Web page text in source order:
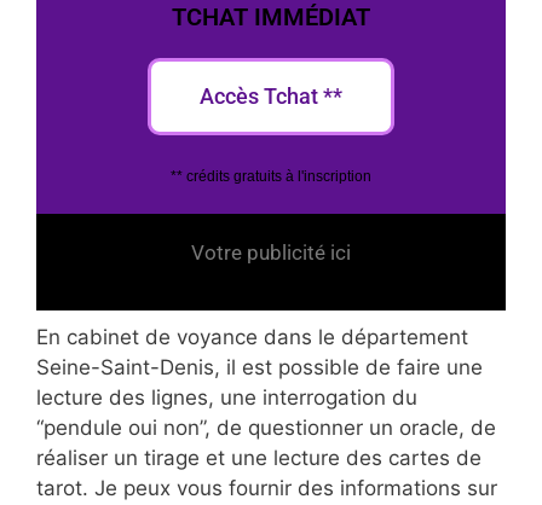
TCHAT IMMÉDIAT
Accès Tchat **
** crédits gratuits à l'inscription
Votre publicité ici
En cabinet de voyance dans le département
Seine-Saint-Denis, il est possible de faire une
lecture des lignes, une interrogation du
“pendule oui non”, de questionner un oracle, de
réaliser un tirage et une lecture des cartes de
tarot. Je peux vous fournir des informations sur